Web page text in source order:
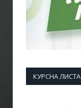
КУРСНА ЛИСТА